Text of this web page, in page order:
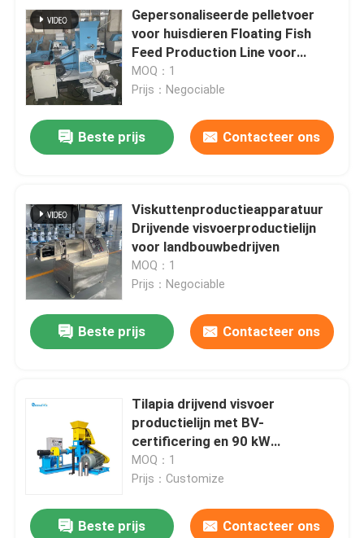
Producten
VR-show
Over ons
Gepersonaliseerde pelletvoer
voor huisdieren Floating Fish
Feed Production Line voor
aquacultuurbedrijven
MOQ：1
Prijs：Negociable
Beste prijs Contacteer ons
Viskuttenproductieapparatuur
Drijvende visvoerproductielijn
voor landbouwbedrijven
MOQ：1
Prijs：Negociable
Beste prijs Contacteer ons
Tilapia drijvend visvoer
productielijn met BV-
certificering en 90 kW
hoofdvermogen
MOQ：1
Prijs：Customize
Beste prijs Contacteer ons